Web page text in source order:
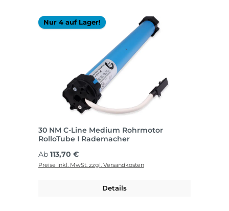
Nur 4 auf Lager!
30 NM C-Line Medium Rohrmotor
RolloTube I Rademacher
Regulärer Preis:
Ab 113,70 €
Preise inkl. MwSt. zzgl. Versandkosten
Details